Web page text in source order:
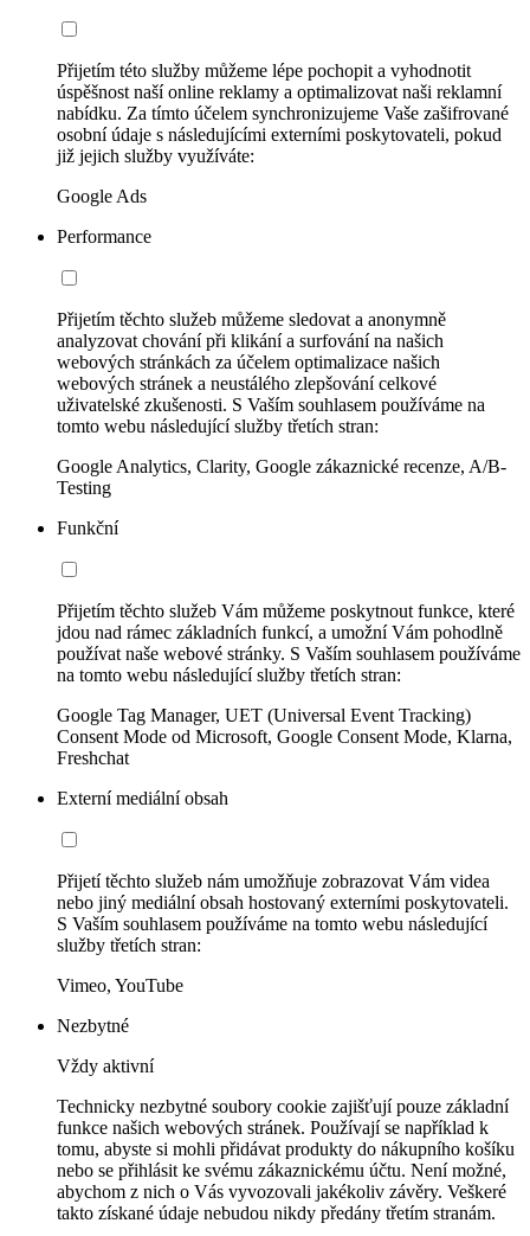
Přijetím této služby můžeme lépe pochopit a vyhodnotit
úspěšnost naší online reklamy a optimalizovat naši reklamní
nabídku. Za tímto účelem synchronizujeme Vaše zašifrované
osobní údaje s následujícími externími poskytovateli, pokud
již jejich služby využíváte:
Google Ads
Performance
Přijetím těchto služeb můžeme sledovat a anonymně
analyzovat chování při klikání a surfování na našich
webových stránkách za účelem optimalizace našich
webových stránek a neustálého zlepšování celkové
uživatelské zkušenosti. S Vaším souhlasem používáme na
tomto webu následující služby třetích stran:
Google Analytics, Clarity, Google zákaznické recenze, A/B-
Testing
Funkční
Přijetím těchto služeb Vám můžeme poskytnout funkce, které
jdou nad rámec základních funkcí, a umožní Vám pohodlně
používat naše webové stránky. S Vaším souhlasem používáme
na tomto webu následující služby třetích stran:
Google Tag Manager, UET (Universal Event Tracking)
Consent Mode od Microsoft, Google Consent Mode, Klarna,
Freshchat
Externí mediální obsah
Přijetí těchto služeb nám umožňuje zobrazovat Vám videa
nebo jiný mediální obsah hostovaný externími poskytovateli.
S Vaším souhlasem používáme na tomto webu následující
služby třetích stran:
Vimeo, YouTube
Nezbytné
Vždy aktivní
Technicky nezbytné soubory cookie zajišťují pouze základní
funkce našich webových stránek. Používají se například k
tomu, abyste si mohli přidávat produkty do nákupního košíku
nebo se přihlásit ke svému zákaznickému účtu. Není možné,
abychom z nich o Vás vyvozovali jakékoliv závěry. Veškeré
takto získané údaje nebudou nikdy předány třetím stranám.